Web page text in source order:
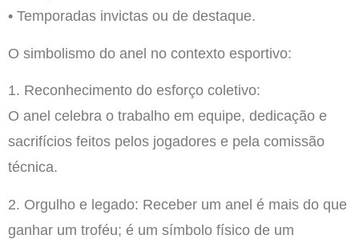
• Temporadas invictas ou de destaque.
O simbolismo do anel no contexto esportivo:
1. Reconhecimento do esforço coletivo:
O anel celebra o trabalho em equipe, dedicação e
sacrifícios feitos pelos jogadores e pela comissão
técnica.
2. Orgulho e legado: Receber um anel é mais do que
ganhar um troféu; é um símbolo físico de um